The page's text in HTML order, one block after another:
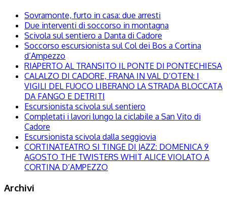
Sovramonte, furto in casa: due arresti
Due interventi di soccorso in montagna
Scivola sul sentiero a Danta di Cadore
Soccorso escursionista sul Col dei Bos a Cortina
d’Ampezzo
RIAPERTO AL TRANSITO IL PONTE DI PONTECHIESA
CALALZO DI CADORE, FRANA IN VAL D’OTEN: I
VIGILI DEL FUOCO LIBERANO LA STRADA BLOCCATA
DA FANGO E DETRITI
Escursionista scivola sul sentiero
Completati i lavori lungo la ciclabile a San Vito di
Cadore
Escursionista scivola dalla seggiovia
CORTINATEATRO SI TINGE DI JAZZ: DOMENICA 9
AGOSTO THE TWISTERS WHIT ALICE VIOLATO A
CORTINA D’AMPEZZO
Archivi